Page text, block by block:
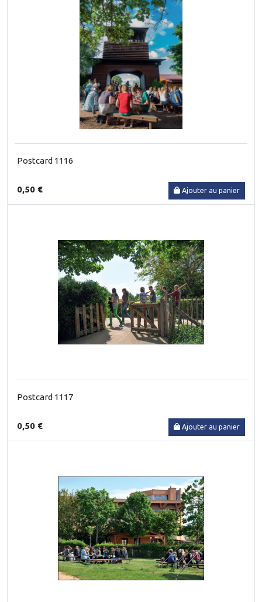
Postcard 1116
0,50 € Ajouter au panier
Postcard 1117
0,50 € Ajouter au panier